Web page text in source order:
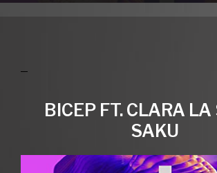
BICEP FT. CLARA LA
SAKU